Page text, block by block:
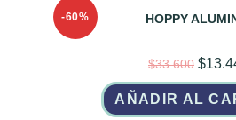
-60% HOPPY
$33.600 El
era:
$
AÑADIR AL